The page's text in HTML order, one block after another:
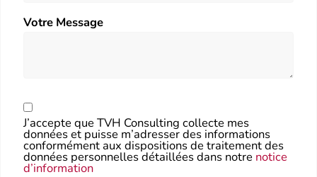
Votre Message
J’accepte que TVH Consulting collecte mes
données et puisse m’adresser des informations
conformément aux dispositions de traitement des
données personnelles détaillées dans notre notice
d’information